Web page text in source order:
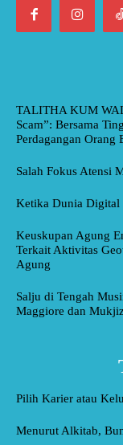
TALITHA KUM
Scam”: Bersama
Perdagangan Orang
Salah Fokus Atensi
Ketika Dunia Digital
Keuskupan Agung
Terkait Aktivitas
Agung
Salju di Tengah
Maggiore dan
Pilih Karier atau
Menurut Alkitab,